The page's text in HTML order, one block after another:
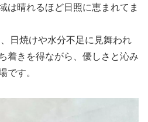
特別に”A treat for myself”～
ります。
美。大切な方やお友達への贈り
は晴れるほど日照に恵まれてま
日焼けや水分不足に見舞われ
着きを得ながら、優しさと沁み
です。